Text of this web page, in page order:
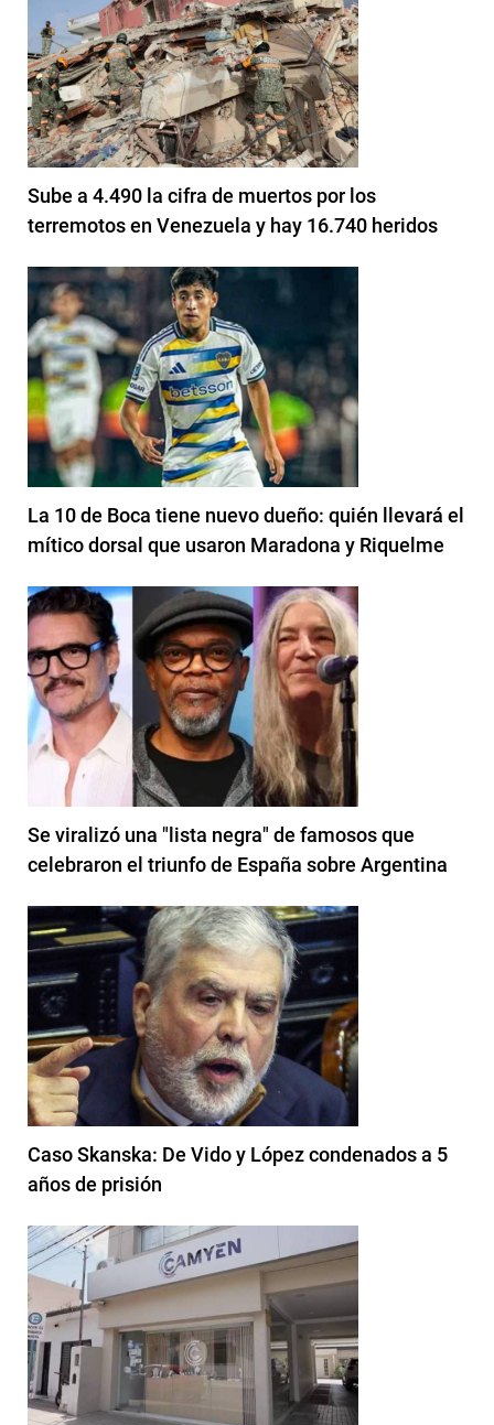
Sube a 4.490 la cifra de muertos por los
terremotos en Venezuela y hay 16.740 heridos
La 10 de Boca tiene nuevo dueño: quién llevará el
mítico dorsal que usaron Maradona y Riquelme
Se viralizó una "lista negra" de famosos que
celebraron el triunfo de España sobre Argentina
Caso Skanska: De Vido y López condenados a 5
años de prisión